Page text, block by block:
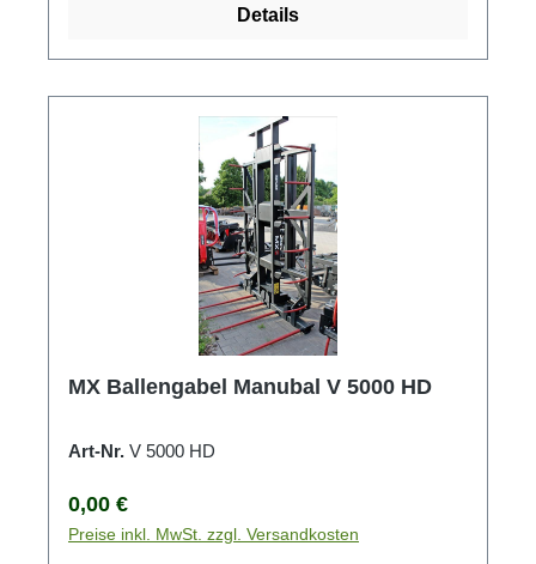
Details
MX Ballengabel Manubal V 5000 HD
Art-Nr. V 5000 HD
Regulärer Preis:
0,00 €
Preise inkl. MwSt. zzgl. Versandkosten